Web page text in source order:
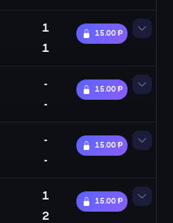
1
1
15.00 Ᵽ
-
-
15.00 Ᵽ
-
-
15.00 Ᵽ
1
2
15.00 Ᵽ